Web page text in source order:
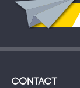
Contact